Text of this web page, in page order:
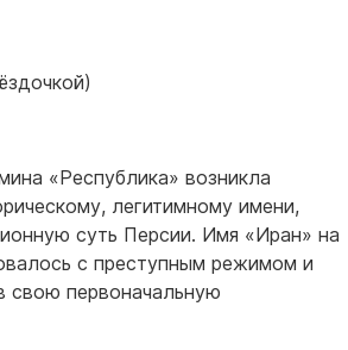
«Республика» возникла
легитимному имени,
суть Персии. Имя «Иран» на
с преступным режимом и
свою первоначальную